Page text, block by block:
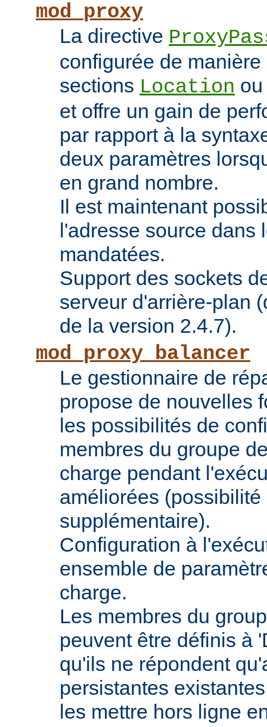
mod_proxy
La directive
configurée de
sections Location
et offre un gain de
par rapport à la
deux paramètres
en grand nombre.
Il est maintenant
l'adresse source dans
mandatées.
Support des sockets
serveur d'arrière-plan
de la version 2.4.7).
mod_proxy_balancer
Le gestionnaire de
propose de nouvelles
les possibilités de
membres du groupe
charge pendant
améliorées
supplémentaire).
Configuration à
ensemble de
charge.
Les membres du
peuvent être définis à
qu'ils ne répondent
persistantes
les mettre hors ligne